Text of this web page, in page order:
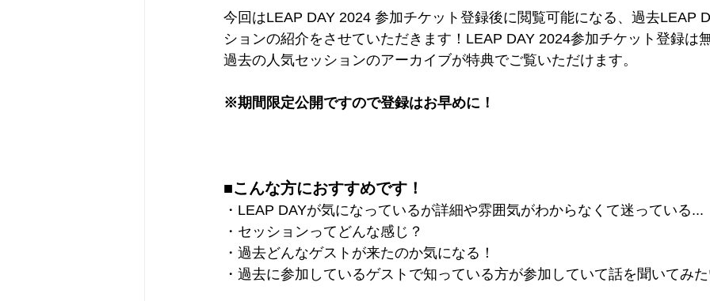
今回はLEAP DAY 2024 参加チケット登録後に閲覧可能になる、過去LEAP
ションの紹介をさせていただきます！LEAP DAY 2024参加チケット登録は
過去の人気セッションのアーカイブが特典でご覧いただけます。
※期間限定公開ですので登録はお早めに！
■こんな方におすすめです！
・LEAP DAYが気になっているが詳細や雰囲気がわからなくて迷っている...
・セッションってどんな感じ？
・過去どんなゲストが来たのか気になる！
・過去に参加しているゲストで知っている方が参加していて話を聞いてみ